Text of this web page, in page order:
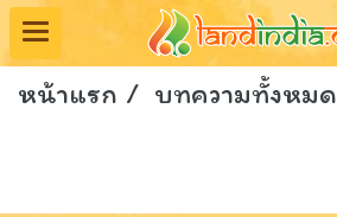
หน้าแรก บทความทั้งหมด